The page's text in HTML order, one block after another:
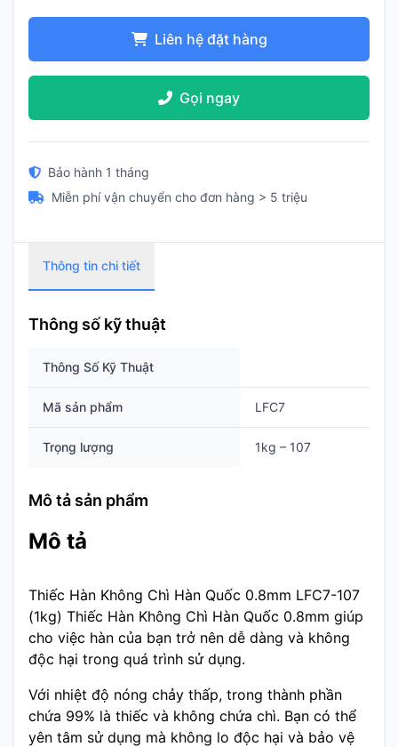
Liên hệ đặt hàng
Gọi ngay
Bảo hành 1 tháng
Miễn phí vận chuyển cho đơn hàng > 5 triệu
Thông tin chi tiết
Thông số kỹ thuật
Thông Số Kỹ Thuật
Mã sản phẩm LFC7
Trọng lượng 1kg – 107
Mô tả sản phẩm
Mô tả
Thiếc Hàn Không Chì Hàn Quốc 0.8mm LFC7-107
(1kg) Thiếc Hàn Không Chì Hàn Quốc 0.8mm giúp
cho việc hàn của bạn trở nên dễ dàng và không
độc hại trong quá trình sử dụng.
Với nhiệt độ nóng chảy thấp, trong thành phần
chứa 99% là thiếc và không chứa chì. Bạn có thể
yên tâm sử dụng mà không lo độc hại và bảo vệ